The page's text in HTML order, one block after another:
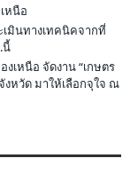
หนือ
มินทางเทคนิคจากที่
นี้
เหนือ จัดงาน “เกษตร
งหวัด มาให้เลือกจุใจ ณ